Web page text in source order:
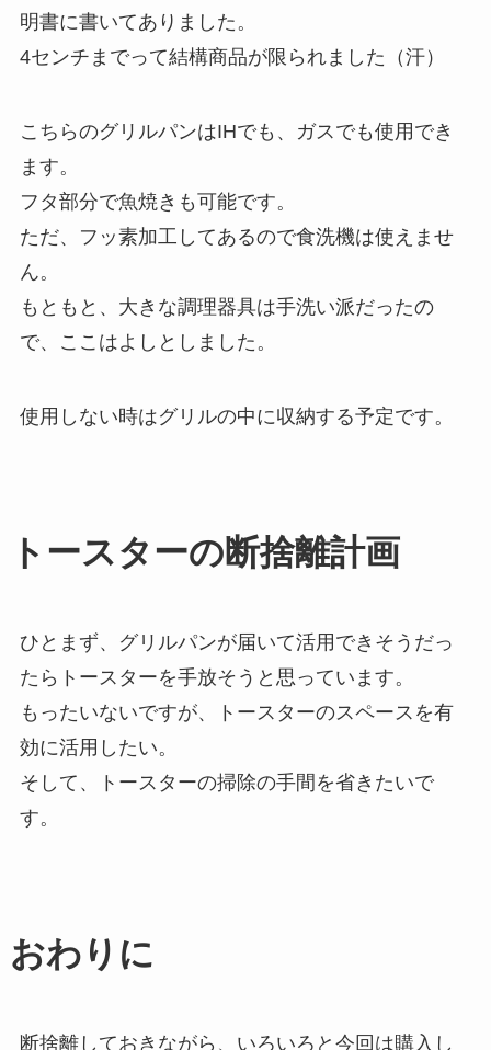
明書に書いてありました。
4センチまでって結構商品が限られました（汗）
こちらのグリルパンはIHでも、ガスでも使用でき
ます。
フタ部分で魚焼きも可能です。
ただ、フッ素加工してあるので食洗機は使えませ
ん。
もともと、大きな調理器具は手洗い派だったの
で、ここはよしとしました。
使用しない時はグリルの中に収納する予定です。
トースターの断捨離計画
ひとまず、グリルパンが届いて活用できそうだっ
たらトースターを手放そうと思っています。
もったいないですが、トースターのスペースを有
効に活用したい。
そして、トースターの掃除の手間を省きたいで
す。
おわりに
断捨離しておきながら、いろいろと今回は購入し